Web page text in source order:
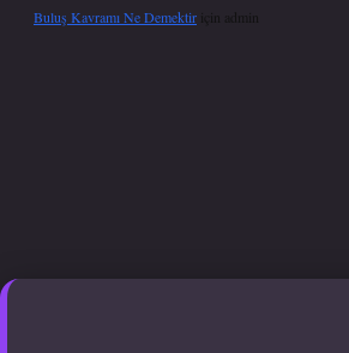
Buluş Kavramı Ne Demektir için admin
hiltonbet güncel giriş